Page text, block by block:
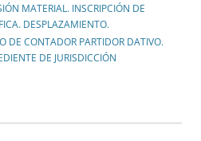
MATERIAL. INSCRIPCIÓN DE
DESPLAZAMIENTO.
CONTADOR PARTIDOR DATIVO.
DE JURISDICCIÓN